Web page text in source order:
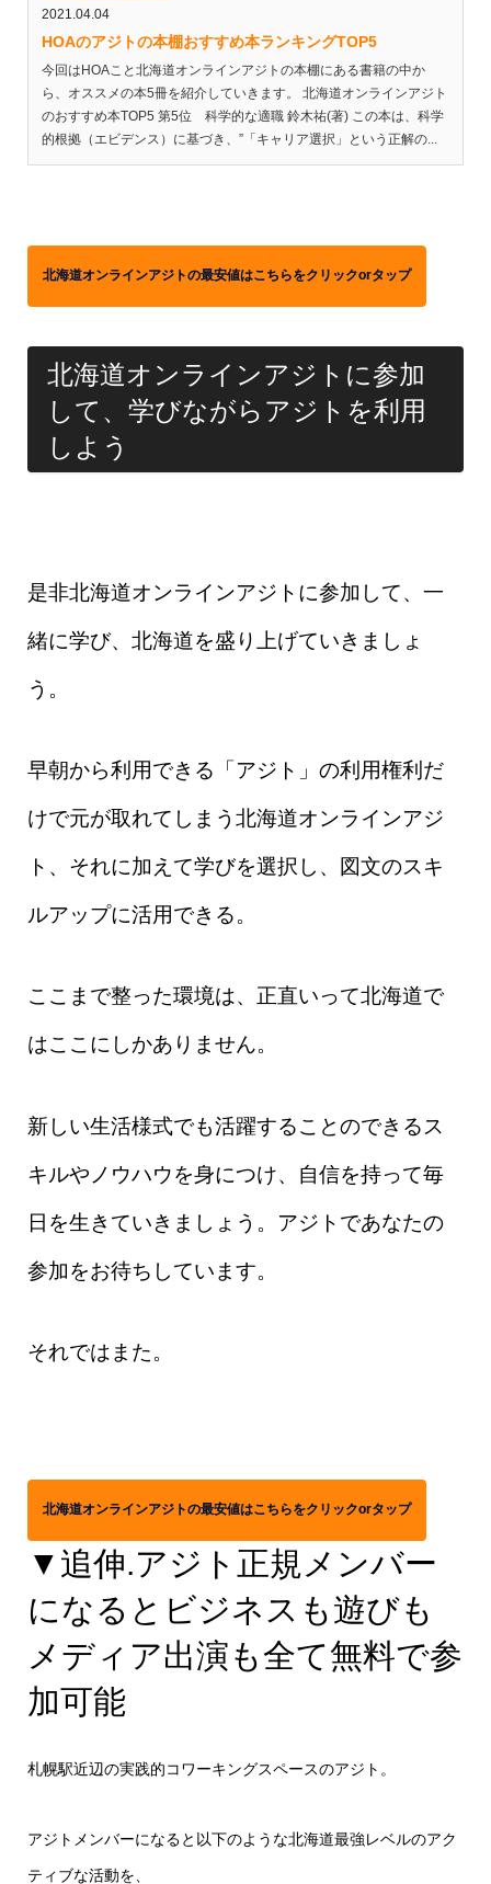
2021.04.04
HOAのアジトの本棚おすすめ本ランキングTOP5
今回はHOAこと北海道オンラインアジトの本棚にある書籍の中か
ら、オススメの本5冊を紹介していきます。 北海道オンラインアジト
のおすすめ本TOP5 第5位 科学的な適職 鈴木祐(著) この本は、科学
的根拠（エビデンス）に基づき、”「キャリア選択」という正解の...
北海道オンラインアジトの最安値はこちらをクリックorタップ
北海道オンラインアジトに参加
して、学びながらアジトを利用
しよう
是非北海道オンラインアジトに参加して、一
緒に学び、北海道を盛り上げていきましょ
う。
早朝から利用できる「アジト」の利用権利だ
けで元が取れてしまう北海道オンラインアジ
ト、それに加えて学びを選択し、図文のスキ
ルアップに活用できる。
ここまで整った環境は、正直いって北海道で
はここにしかありません。
新しい生活様式でも活躍することのできるス
キルやノウハウを身につけ、自信を持って毎
日を生きていきましょう。アジトであなたの
参加をお待ちしています。
それではまた。
北海道オンラインアジトの最安値はこちらをクリックorタップ
▼追伸.アジト正規メンバー
になるとビジネスも遊びも
メディア出演も全て無料で参
加可能
札幌駅近辺の実践的コワーキングスペースのアジト。
アジトメンバーになると以下のような北海道最強レベルのアク
ティブな活動を、